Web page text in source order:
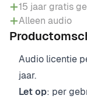
15 jaar gratis
Alleen audio
Audio licentie
jaar.
Let op: per